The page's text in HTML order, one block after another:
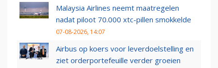
Malaysia Airlines neemt maatregelen
nadat piloot 70.000 xtc-pillen smokkelde
07-08-2026, 14:07
Airbus op koers voor leverdoelstelling en
ziet orderportefeuille verder groeien